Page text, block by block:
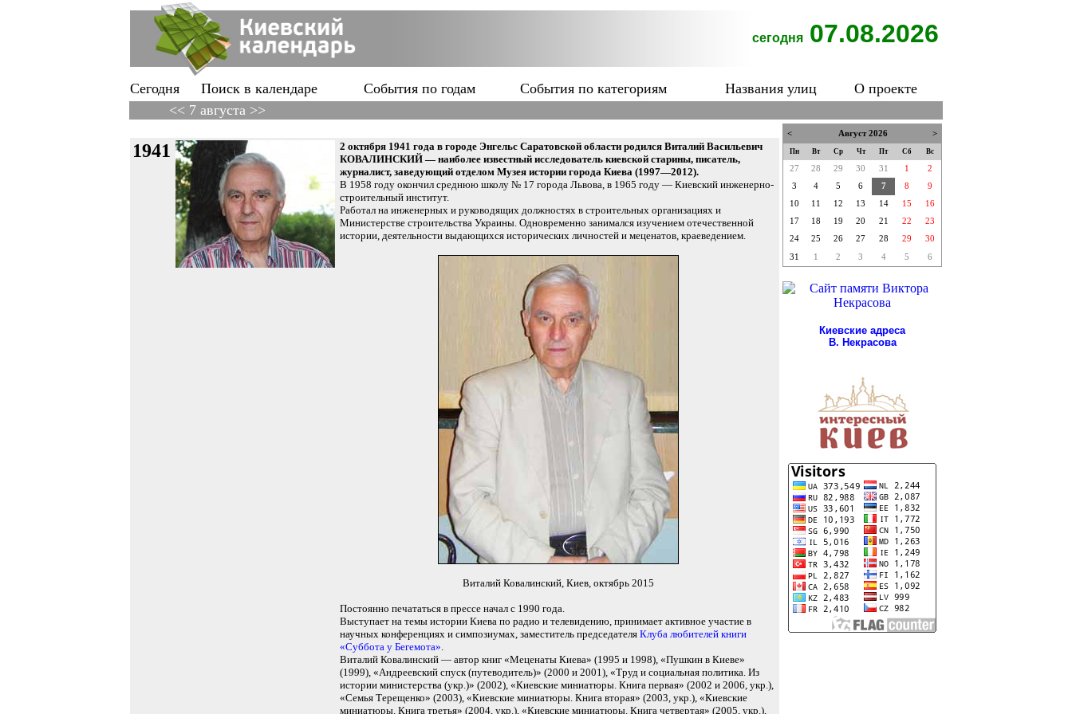
сегодня 07.08.2026
Сегодня Поиск в календаре События по годам События по категориям Названия улиц
О проекте
<< 7 августа >>
1941
2 октября 1941 года в городе Энгельс Саратовской области родился Виталий Васильевич
КОВАЛИНСКИЙ — наиболее известный исследователь киевской старины, писатель,
журналист, заведующий отделом Музея истории города Киева (1997—2012).
В 1958 году окончил среднюю школу № 17 города Львова, в 1965 году — Киевский инженерно-
строительный институт.
Работал на инженерных и руководящих должностях в строительных организациях и
Министерстве строительства Украины. Одновременно занимался изучением отечественной
истории, деятельности выдающихся исторических личностей и меценатов, краеведением.
Виталий Ковалинский, Киев, октябрь 2015
Постоянно печататься в прессе начал c 1990 года.
Выступает на темы истории Киева по радио и телевидению, принимает активное участие в
научных конференциях и симпозиумах, заместитель председателя Клуба любителей книги
«Суббота у Бегемота».
Виталий Ковалинский — автор книг «Меценаты Киева» (1995 и 1998), «Пушкин в Киеве»
(1999), «Андреевский спуск (путеводитель)» (2000 и 2001), «Труд и социальная политика. Из
истории министерства (укр.)» (2002), «Киевские миниатюры. Книга первая» (2002 и 2006, укр.),
«Семья Терещенко» (2003), «Киевские миниатюры. Книга вторая» (2003, укр.), «Киевские
миниатюры. Книга третья» (2004, укр.), «Киевские миниатюры. Книга четвертая» (2005, укр.),
< Август 2026 >
Пн Вт Ср Чт Пт Сб Вс
27 28 29 30 31 1
2
3
4 5 6 7 8
9
10
11 12 13 14 15
16
17
18 19 20 21 22
23
24
25 26 27 28 29 30
31 1 2 3 4 5 6
Киевские адреса
В. Некрасова